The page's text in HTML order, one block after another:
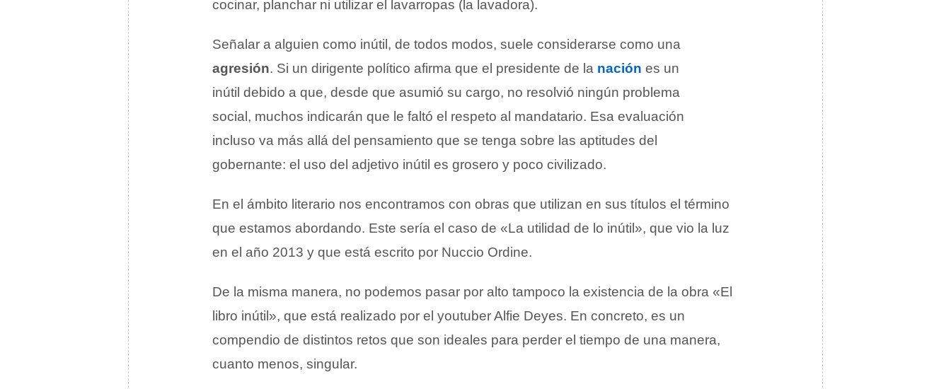
cocinar, planchar ni utilizar el lavarropas (la lavadora).
Señalar a alguien como inútil, de todos modos, suele considerarse como una
agresión. Si un dirigente político afirma que el presidente de la nación es un
inútil debido a que, desde que asumió su cargo, no resolvió ningún problema
social, muchos indicarán que le faltó el respeto al mandatario. Esa evaluación
incluso va más allá del pensamiento que se tenga sobre las aptitudes del
gobernante: el uso del adjetivo inútil es grosero y poco civilizado.
En el ámbito literario nos encontramos con obras que utilizan en sus títulos el término
que estamos abordando. Este sería el caso de «La utilidad de lo inútil», que vio la luz
en el año 2013 y que está escrito por Nuccio Ordine.
De la misma manera, no podemos pasar por alto tampoco la existencia de la obra «El
libro inútil», que está realizado por el youtuber Alfie Deyes. En concreto, es un
compendio de distintos retos que son ideales para perder el tiempo de una manera,
cuanto menos, singular.